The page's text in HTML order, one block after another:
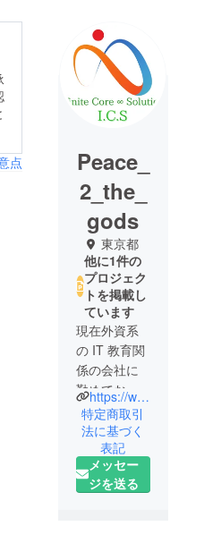
点
Peace_
2_the_
gods
東京都
他に1件の
プロジェク
トを掲載し
ています
現在外資系
の IT 教育関
係の会社に
勤めており
ます。
近年、世界
ではAi によ
る IT の発展
がとんでも
https://www.tiktok.com/@rinne_gods_land_888
特定商取引
法に基づく
表記
メッセー
ジを送る